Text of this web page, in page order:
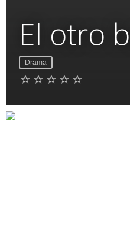
El otro
Drāma